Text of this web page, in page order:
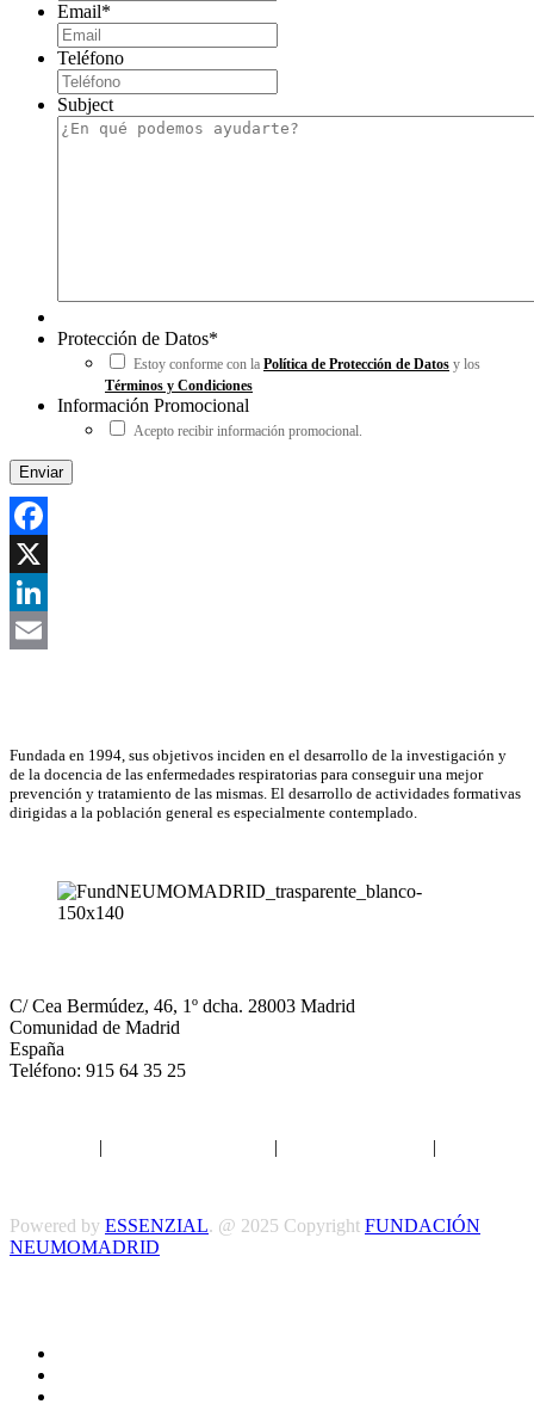
Email*
Teléfono
Subject
Protección de Datos*
Estoy conforme con la Política de Protección de Datos y los
Términos y Condiciones
Información Promocional
Acepto recibir información promocional.
Facebook
X
LinkedIn
Fundada en 1994, sus objetivos inciden en el desarrollo de la investigación y
de la docencia de las enfermedades respiratorias para conseguir una mejor
prevención y tratamiento de las mismas. El desarrollo de actividades formativas
dirigidas a la población general es especialmente contemplado.
C/ Cea Bermúdez, 46, 1º dcha. 28003 Madrid
Comunidad de Madrid
España
Teléfono: 915 64 35 25
| | |
Powered by ESSENZIAL. @ 2025 Copyright FUNDACIÓN
NEUMOMADRID